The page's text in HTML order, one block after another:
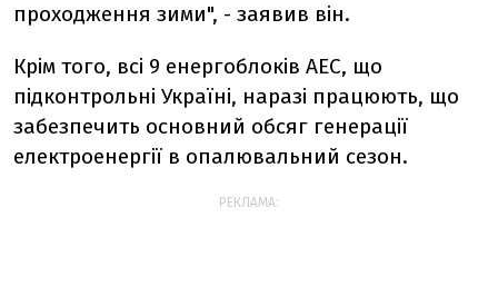
проходження зими", - заявив він.
Крім того, всі 9 енергоблоків АЕС, що
підконтрольні Україні, наразі працюють, що
забезпечить основний обсяг генерації
електроенергії в опалювальний сезон.
РЕКЛАМА: